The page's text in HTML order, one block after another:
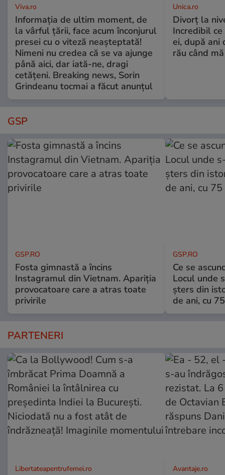
Viva.ro
Informația de ultim moment, de
la vârful țării, face acum înconjurul
presei cu o viteză neașteptată!
Nimeni nu credea că se va ajunge
până aici, dar iată-ne, dragi
cetățeni. Breaking news, Sorin
Grindeanu tocmai a făcut anunțul
Unica.ro
Divorț la
Incredibil
ei, după ani
rău când
GSP
GSP.RO
Fosta gimnastă a încins
Instagramul din Vietnam. Apariția
provocatoare care a atras toate
privirile
GSP.RO
Ce se
Locul unde
șters din
de ani, cu
PARTENERI
Libertateapentrufemei.ro Avantaje.ro